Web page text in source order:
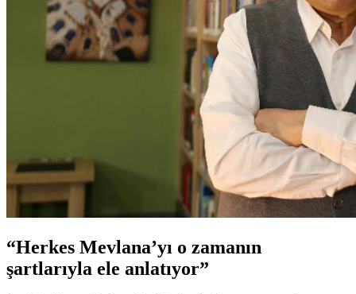
“Herkes Mevlana’yı o zamanın
şartlarıyla ele anlatıyor”